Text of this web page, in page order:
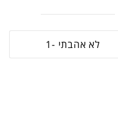
1